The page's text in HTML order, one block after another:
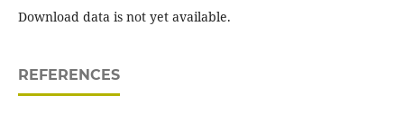
Download data is not yet available.
REFERENCES